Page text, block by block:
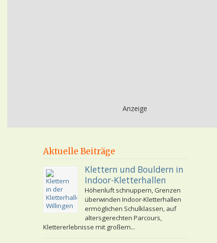
Anzeige
Aktuelle Beiträge
Klettern und Bouldern in
Indoor-Kletterhallen
Höhenluft schnuppern, Grenzen
überwinden Indoor-Kletterhallen
ermöglichen Schulklassen, auf
altersgerechten Parcours,
Klettererlebnisse mit großem...